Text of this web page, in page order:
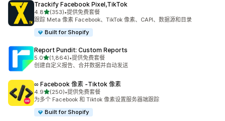
Trackify Facebook Pixel,TikTok
4.8星（满分 5 星）
(353)
总共 353 条评论
•提供免费套餐
跟踪 Meta 像素 Facebook、TikTok 像素、CAPI、数据源和目录
Built for Shopify
Report Pundit: Custom Reports
5.0星（满分 5 星）
(1,864)
总共 1864 条评论
•提供免费套餐
创建自定义报告、合并数据并自动发送
∞ Facebook 像素 ‑Tiktok 像素
4.9星（满分 5 星）
(250)
总共 250 条评论
•提供免费套餐
为多个 Facebook 和 Tiktok 像素设置服务器端跟踪
Built for Shopify